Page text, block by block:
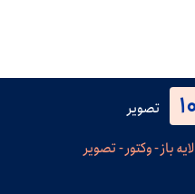
تصویر
باز - وکتور - تصویر